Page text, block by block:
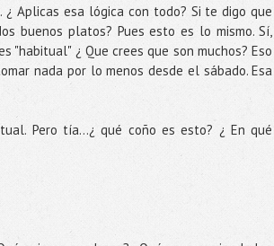
Aplicas esa lógica con todo? Si te digo que
buenos platos? Pues esto es lo mismo. Sí,
"habitual" ¿ Que crees que son muchos? Eso
nada por lo menos desde el sábado. Esa
Pero tía...¿ qué coño es esto? ¿ En qué